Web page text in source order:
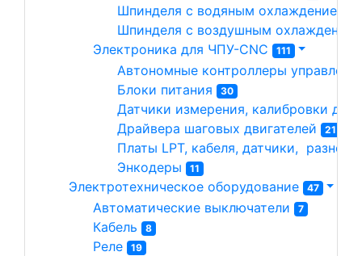
Шпинделя с водяным охлаждением
Шпинделя с воздушным
Электроника для ЧПУ-CNC
111
Автономные контроллеры
Блоки питания
30
Датчики измерения, калибровки
Драйвера шаговых двигателей
21
Платы LPT, кабеля, датчики,  разное
Энкодеры 11
Электротехническое оборудование 47
Автоматические выключатели 7
Кабель 8
Реле 19